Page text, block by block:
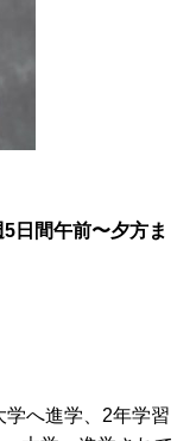
日間午前〜夕方ま
へ進学、2年学習